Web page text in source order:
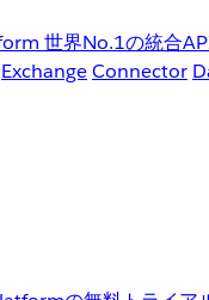
世界No.1の統合
ExchangeConnector